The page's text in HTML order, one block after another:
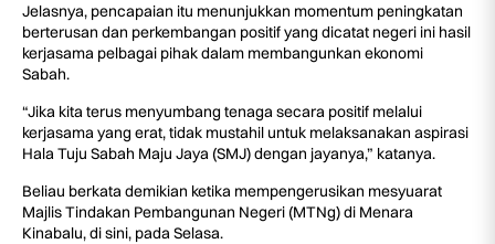
Jelasnya, pencapaian itu menunjukkan momentum peningkatan
berterusan dan perkembangan positif yang dicatat negeri ini hasil
kerjasama pelbagai pihak dalam membangunkan ekonomi
Sabah.
“Jika kita terus menyumbang tenaga secara positif melalui
kerjasama yang erat, tidak mustahil untuk melaksanakan aspirasi
Hala Tuju Sabah Maju Jaya (SMJ) dengan jayanya,” katanya.
Beliau berkata demikian ketika mempengerusikan mesyuarat
Majlis Tindakan Pembangunan Negeri (MTNg) di Menara
Kinabalu, di sini, pada Selasa.